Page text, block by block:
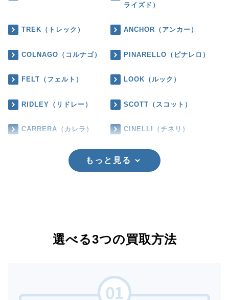
ライズド）
TREK（トレック） ANCHOR（アンカー）
COLNAGO（コルナゴ） PINARELLO（ピナレロ）
FELT（フェルト） LOOK（ルック）
RIDLEY（リドレー） SCOTT（スコット）
CARRERA（カレラ） CINELLI（チネリ）
もっと見る
選べる3つの買取方法